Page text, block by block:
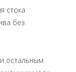
стока
без
остальным